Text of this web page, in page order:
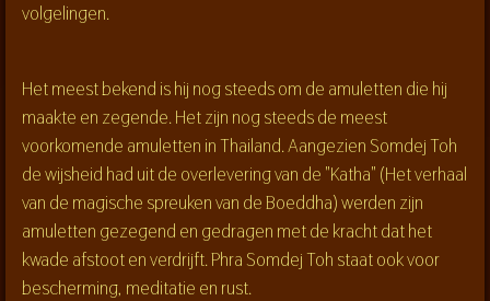
volgelingen.
Het meest bekend is hij nog steeds om de amuletten die hij
maakte en zegende. Het zijn nog steeds de meest
voorkomende amuletten in Thailand. Aangezien Somdej Toh
de wijsheid had uit de overlevering van de "Katha" (Het verhaal
van de magische spreuken van de Boeddha) werden zijn
amuletten gezegend en gedragen met de kracht dat het
kwade afstoot en verdrijft. Phra Somdej Toh staat ook voor
bescherming, meditatie en rust.